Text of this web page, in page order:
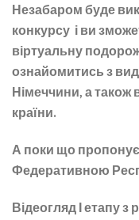
Незабаром буде
конкурсу і ви
віртуальну
ознайомитись з
Німеччини, а також
країни.
А поки що
Федеративною
Відеогляд І етапу